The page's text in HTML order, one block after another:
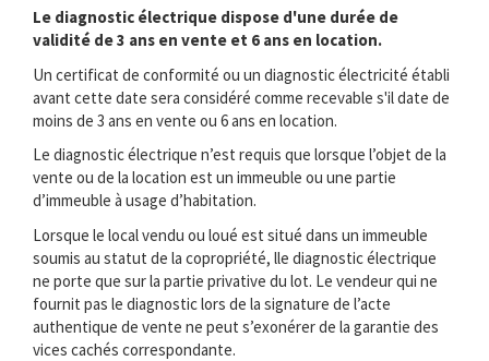
Le diagnostic électrique dispose d'une durée de
validité de 3 ans en vente et 6 ans en location.
Un certificat de conformité ou un diagnostic électricité établi
avant cette date sera considéré comme recevable s'il date de
moins de 3 ans en vente ou 6 ans en location.
Le diagnostic électrique n’est requis que lorsque l’objet de la
vente ou de la location est un immeuble ou une partie
d’immeuble à usage d’habitation.
Lorsque le local vendu ou loué est situé dans un immeuble
soumis au statut de la copropriété, lle diagnostic électrique
ne porte que sur la partie privative du lot. Le vendeur qui ne
fournit pas le diagnostic lors de la signature de l’acte
authentique de vente ne peut s’exonérer de la garantie des
vices cachés correspondante.